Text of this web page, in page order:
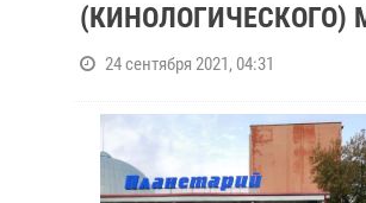
(КИНОЛОГИЧЕСКОГО)
24 сентября 2021, 04:31